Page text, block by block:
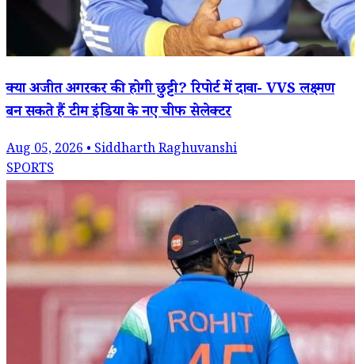
क्या अजीत अगरकर की होगी छुट्टी? रिपोर्ट में दावा- VVS लक्ष्मण
बन सकते हैं टीम इंडिया के नए चीफ सेलेक्टर
Aug 05, 2026 • Siddharth Raghuvanshi
SPORTS